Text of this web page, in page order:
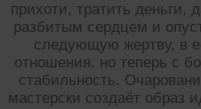
прихоти, тратить деньги,
разбитым сердцем и
следующую жертву, в
отношения, но теперь с
стабильность.
мастерски создаёт образ